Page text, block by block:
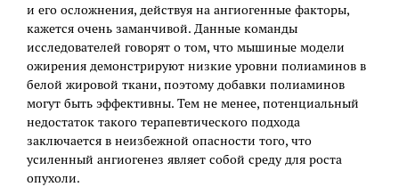
и его осложнения, действуя на ангиогенные факторы,
кажется очень заманчивой. Данные команды
исследователей говорят о том, что мышиные модели
ожирения демонстрируют низкие уровни полиаминов в
белой жировой ткани, поэтому добавки полиаминов
могут быть эффективны. Тем не менее, потенциальный
недостаток такого терапевтического подхода
заключается в неизбежной опасности того, что
усиленный ангиогенез являет собой среду для роста
опухоли.